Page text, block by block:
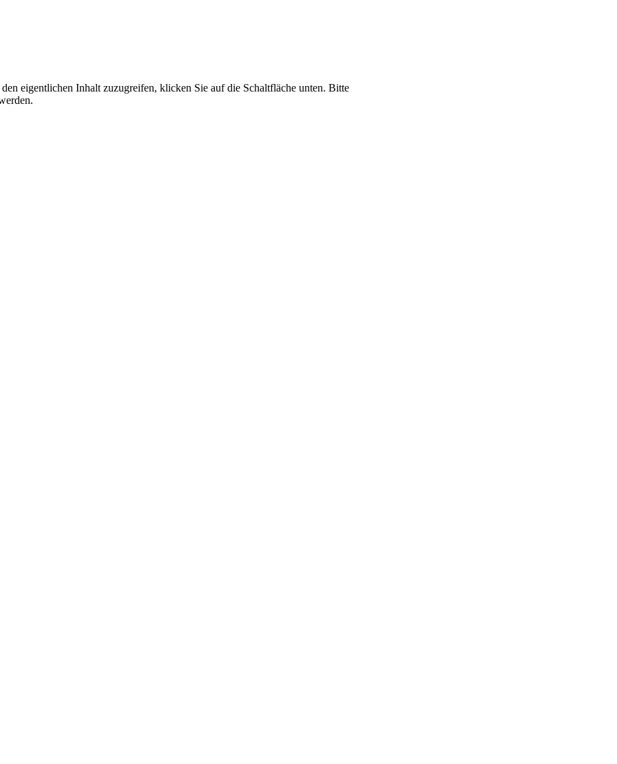
eigentlichen Inhalt zuzugreifen, klicken Sie auf die Schaltfläche unten. Bitte